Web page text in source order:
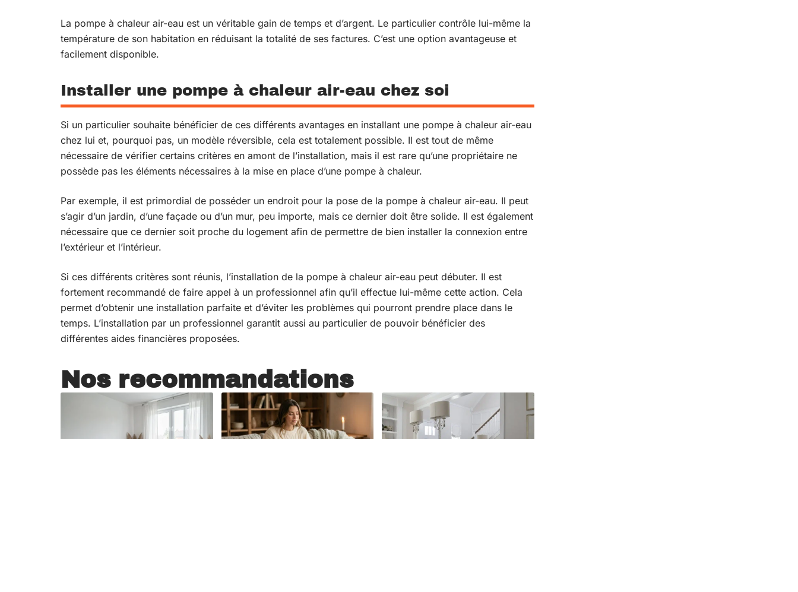
La pompe à chaleur air-eau est un véritable gain de temps et d’argent. Le particulier contrôle lui-même la
température de son habitation en réduisant la totalité de ses factures. C’est une option avantageuse et
facilement disponible.
Installer une pompe à chaleur air-eau chez soi
Si un particulier souhaite bénéficier de ces différents avantages en installant une pompe à chaleur air-eau
chez lui et, pourquoi pas, un modèle réversible, cela est totalement possible. Il est tout de même
nécessaire de vérifier certains critères en amont de l’installation, mais il est rare qu’une propriétaire ne
possède pas les éléments nécessaires à la mise en place d’une pompe à chaleur.
Par exemple, il est primordial de posséder un endroit pour la pose de la pompe à chaleur air-eau. Il peut
s’agir d’un jardin, d’une façade ou d’un mur, peu importe, mais ce dernier doit être solide. Il est également
nécessaire que ce dernier soit proche du logement afin de permettre de bien installer la connexion entre
l’extérieur et l’intérieur.
Si ces différents critères sont réunis, l’installation de la pompe à chaleur air-eau peut débuter. Il est
fortement recommandé de faire appel à un professionnel afin qu’il effectue lui-même cette action. Cela
permet d’obtenir une installation parfaite et d’éviter les problèmes qui pourront prendre place dans le
temps. L’installation par un professionnel garantit aussi au particulier de pouvoir bénéficier des
différentes aides financières proposées.
Nos recommandations